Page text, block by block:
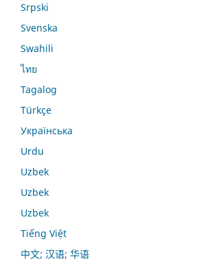
Srpski
Svenska
Swahili
ไทย
Tagalog
Türkçe
Українська
Urdu
Uzbek
Uzbek
Uzbek
Tiếng Việt
中文; 汉语; 华语